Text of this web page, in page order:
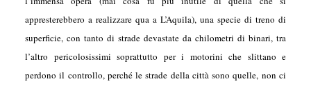
appresterebbero a realizzare qua a L’Aquila), una specie di treno di
superficie, con tanto di strade devastate da chilometri di binari, tra
l’altro pericolosissimi soprattutto per i motorini che slittano e
perdono il controllo, perché le strade della città sono quelle, non ci